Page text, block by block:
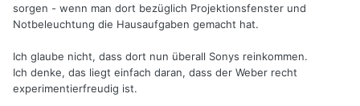
sorgen - wenn man dort bezüglich Projektionsfenster und
Notbeleuchtung die Hausaufgaben gemacht hat.
Ich glaube nicht, dass dort nun überall Sonys reinkommen.
Ich denke, das liegt einfach daran, dass der Weber recht
experimentierfreudig ist.